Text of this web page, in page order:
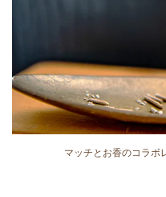
マッチとお香のコラボ